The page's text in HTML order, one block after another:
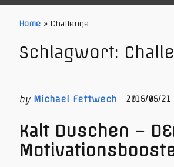
Home » Challenge
Schlagwort:
by Michael Fettwech 2015/05/21
Kalt Duschen –